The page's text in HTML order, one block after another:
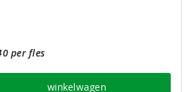
per fles
winkelwagen